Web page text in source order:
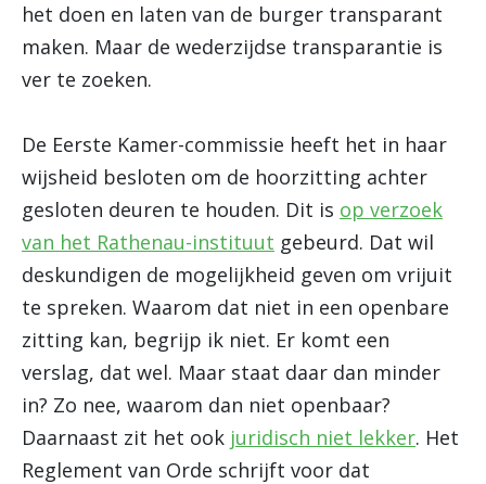
het doen en laten van de burger transparant
maken. Maar de wederzijdse transparantie is
ver te zoeken.
De Eerste Kamer-commissie heeft het in haar
wijsheid besloten om de hoorzitting achter
gesloten deuren te houden. Dit is op verzoek
van het Rathenau-instituut gebeurd. Dat wil
deskundigen de mogelijkheid geven om vrijuit
te spreken. Waarom dat niet in een openbare
zitting kan, begrijp ik niet. Er komt een
verslag, dat wel. Maar staat daar dan minder
in? Zo nee, waarom dan niet openbaar?
Daarnaast zit het ook juridisch niet lekker. Het
Reglement van Orde schrijft voor dat